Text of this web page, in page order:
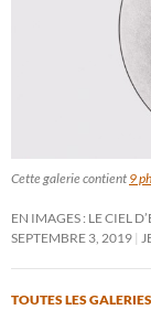
Cette galerie contient 9
EN IMAGES : LE CIEL
SEPTEMBRE 3, 2019
TOUTES LES GALERIES